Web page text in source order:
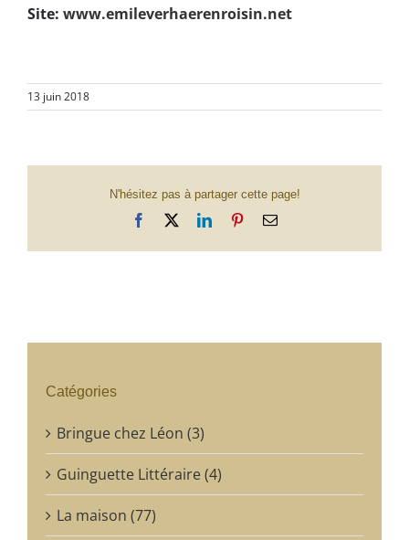
Site: www.emileverhaerenroisin.net
13 juin 2018
N'hésitez pas à partager cette page!
Facebook LinkedInPinterestEmail
Catégories
Bringue chez Léon (3)
Guinguette Littéraire (4)
La maison (77)